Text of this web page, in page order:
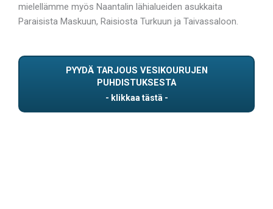
mielellämme myös Naantalin lähialueiden asukkaita
Paraisista Maskuun, Raisiosta Turkuun ja Taivassaloon.
PYYDÄ TARJOUS VESIKOURUJEN
PUHDISTUKSESTA